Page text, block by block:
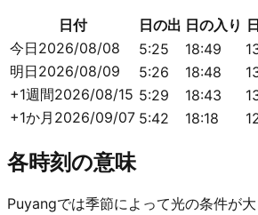
日付 日の出 日の入り
今日2026/08/08 5:25 18:49
明日2026/08/09 5:26 18:48
+1週間2026/08/15 5:29 18:43
+1か月 2026/09/07 5:42 18:18
各時刻の意味
Puyangでは季節によって光の条件が